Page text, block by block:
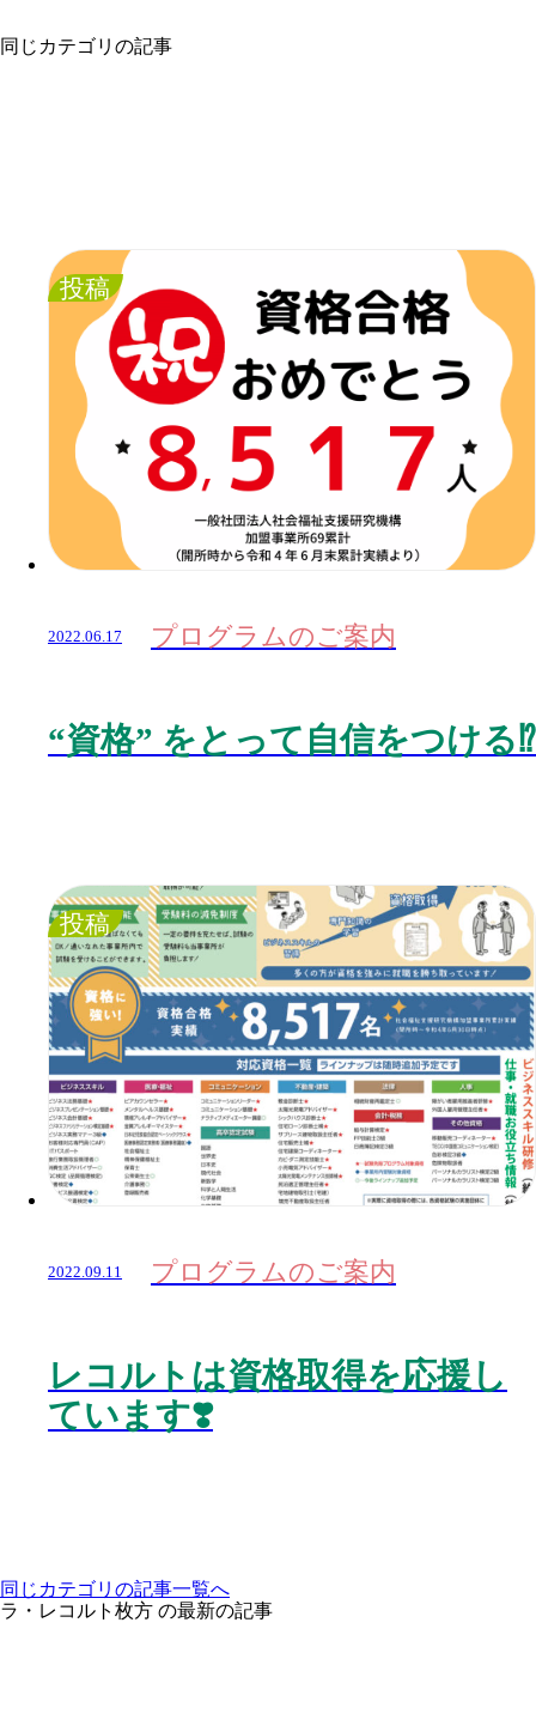
同じカテゴリの記事
投稿
2022.06.17 プログラムのご案内
“資格” をとって自信をつける⁉️
投稿
2022.09.11 プログラムのご案内
レコルトは資格取得を応援し
ています❣️
同じカテゴリの記事⼀覧へ
ラ・レコルト枚方 の最新の記事